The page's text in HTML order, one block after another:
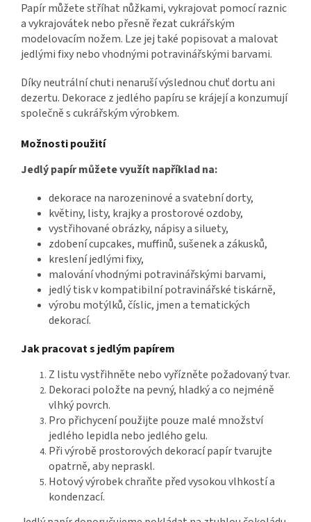
Papír můžete stříhat nůžkami, vykrajovat pomocí raznic
a vykrajovátek nebo přesně řezat cukrářským
modelovacím nožem. Lze jej také popisovat a malovat
jedlými fixy nebo vhodnými potravinářskými barvami.
Díky neutrální chuti nenaruší výslednou chuť dortu ani
dezertu. Dekorace z jedlého papíru se krájejí a konzumují
společně s cukrářským výrobkem.
Možnosti použití
Jedlý papír můžete využít například na:
dekorace na narozeninové a svatební dorty,
květiny, listy, krajky a prostorové ozdoby,
vystřihované obrázky, nápisy a siluety,
zdobení cupcakes, muffinů, sušenek a zákusků,
kreslení jedlými fixy,
malování vhodnými potravinářskými barvami,
jedlý tisk v kompatibilní potravinářské tiskárně,
výrobu motýlků, číslic, jmen a tematických
dekorací.
Jak pracovat s jedlým papírem
Z listu vystřihněte nebo vyřízněte požadovaný tvar.
Dekoraci položte na pevný, hladký a co nejméně
vlhký povrch.
Pro přichycení použijte pouze malé množství
jedlého lepidla nebo jedlého gelu.
Při výrobě prostorových dekorací papír tvarujte
opatrně, aby nepraskl.
Hotový výrobek chraňte před vysokou vlhkostí a
kondenzací.